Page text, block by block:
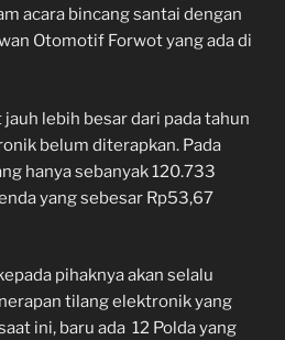
acara bincang santai dengan
Otomotif Forwot yang ada di
lebih besar dari pada tahun
belum diterapkan. Pada
hanya sebanyak 120.733
yang sebesar Rp53,67
pihaknya akan selalu
tilang elektronik yang
ini, baru ada 12 Polda yang